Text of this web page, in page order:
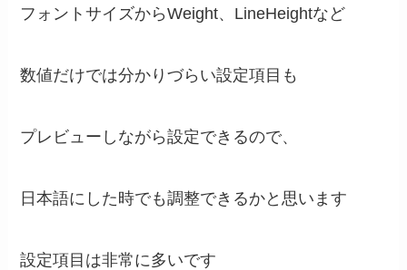
フォントサイズからWeight、LineHeightなど
数値だけでは分かりづらい設定項目も
プレビューしながら設定できるので、
日本語にした時でも調整できるかと思います
設定項目は非常に多いです